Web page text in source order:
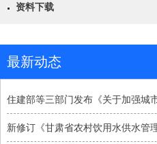
资料下载
最新动态
住建部等三部门发布《关于加强城
新修订《甘肃省农村饮用水供水管